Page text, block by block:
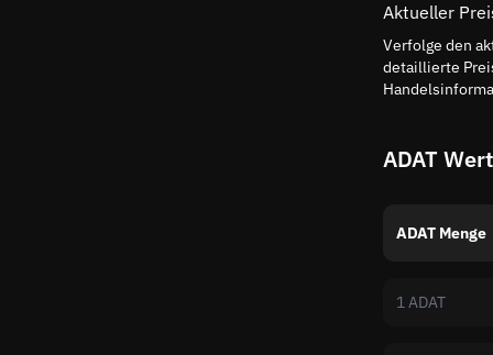
Aktueller
Verfolge den
detaillierte
ADAT
ADAT Menge
1 ADAT